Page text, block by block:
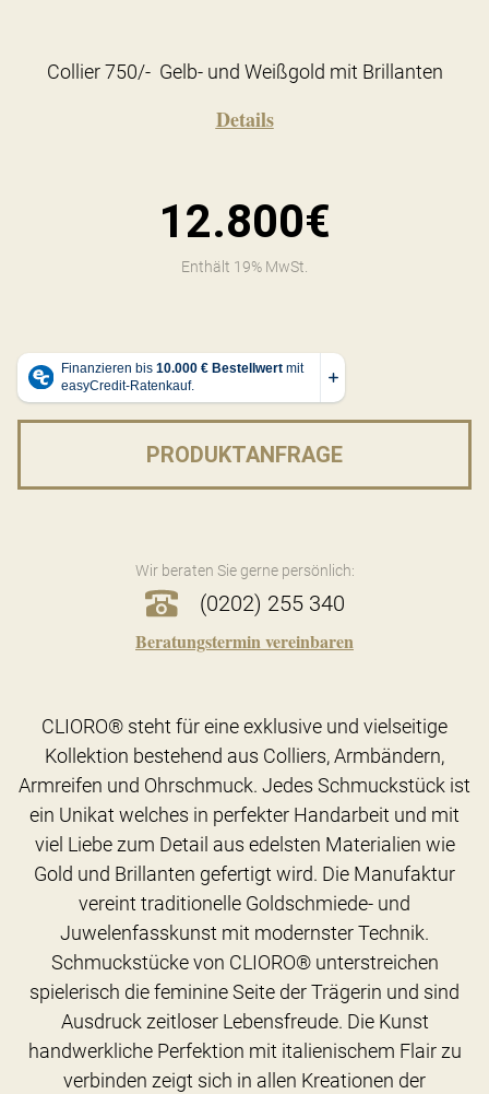
Collier 750/- Gelb- und Weißgold mit Brillanten
Details
12.800€
Enthält 19% MwSt.
PRODUKTANFRAGE
Wir beraten Sie gerne persönlich:
(0202) 255 340
Beratungstermin vereinbaren
CLIORO® steht für eine exklusive und vielseitige
Kollektion bestehend aus Colliers, Armbändern,
Armreifen und Ohrschmuck. Jedes Schmuckstück ist
ein Unikat welches in perfekter Handarbeit und mit
viel Liebe zum Detail aus edelsten Materialien wie
Gold und Brillanten gefertigt wird. Die Manufaktur
vereint traditionelle Goldschmiede- und
Juwelenfasskunst mit modernster Technik.
Schmuckstücke von CLIORO® unterstreichen
spielerisch die feminine Seite der Trägerin und sind
Ausdruck zeitloser Lebensfreude. Die Kunst
handwerkliche Perfektion mit italienischem Flair zu
verbinden zeigt sich in allen Kreationen der